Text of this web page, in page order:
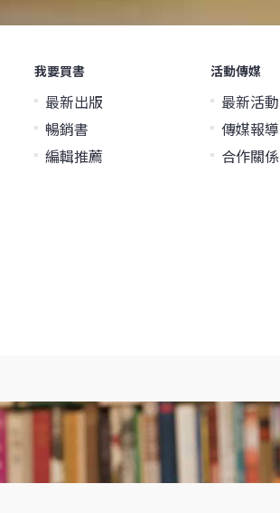
我要買書
最新出版
暢銷書
編輯推薦
活動傳媒
最新活動
傳媒報導
合作關係